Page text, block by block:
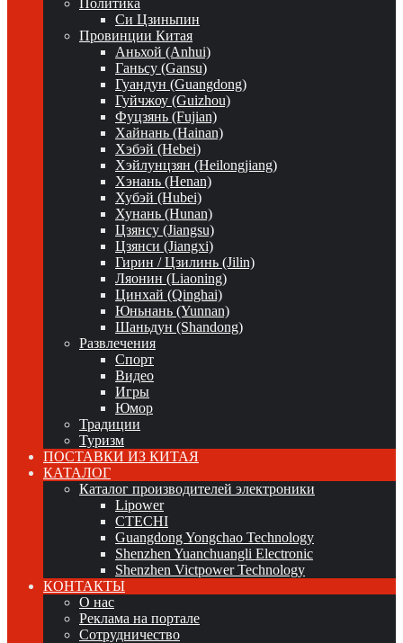
Политика
Си Цзиньпин
Провинции Китая
Аньхой (Anhui)
Ганьсу (Gansu)
Гуандун (Guangdong)
Гуйчжоу (Guizhou)
Фуцзянь (Fujian)
Хайнань (Hainan)
Хэбэй (Hebei)
Хэйлунцзян (Heilongjiang)
Хэнань (Henan)
Хубэй (Hubei)
Хунань (Hunan)
Цзянсу (Jiangsu)
Цзянси (Jiangxi)
Гирин / Цзилинь (Jilin)
Ляонин (Liaoning)
Цинхай (Qinghai)
Юньнань (Yunnan)
Шаньдун (Shandong)
Развлечения
Спорт
Видео
Игры
Юмор
Традиции
Туризм
ПОСТАВКИ ИЗ КИТАЯ
КАТАЛОГ
Каталог производителей электроники
Lipower
CTECHI
Guangdong Yongchao Technology
Shenzhen Yuanchuangli Electronic
Shenzhen Victpower Technology
КОНТАКТЫ
О нас
Реклама на портале
Сотрудничество